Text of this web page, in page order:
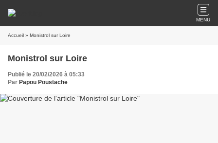
MENU
Accueil » Monistrol sur Loire
Monistrol sur Loire
Publié le 20/02/2026 à 05:33
Par Papou Poustache